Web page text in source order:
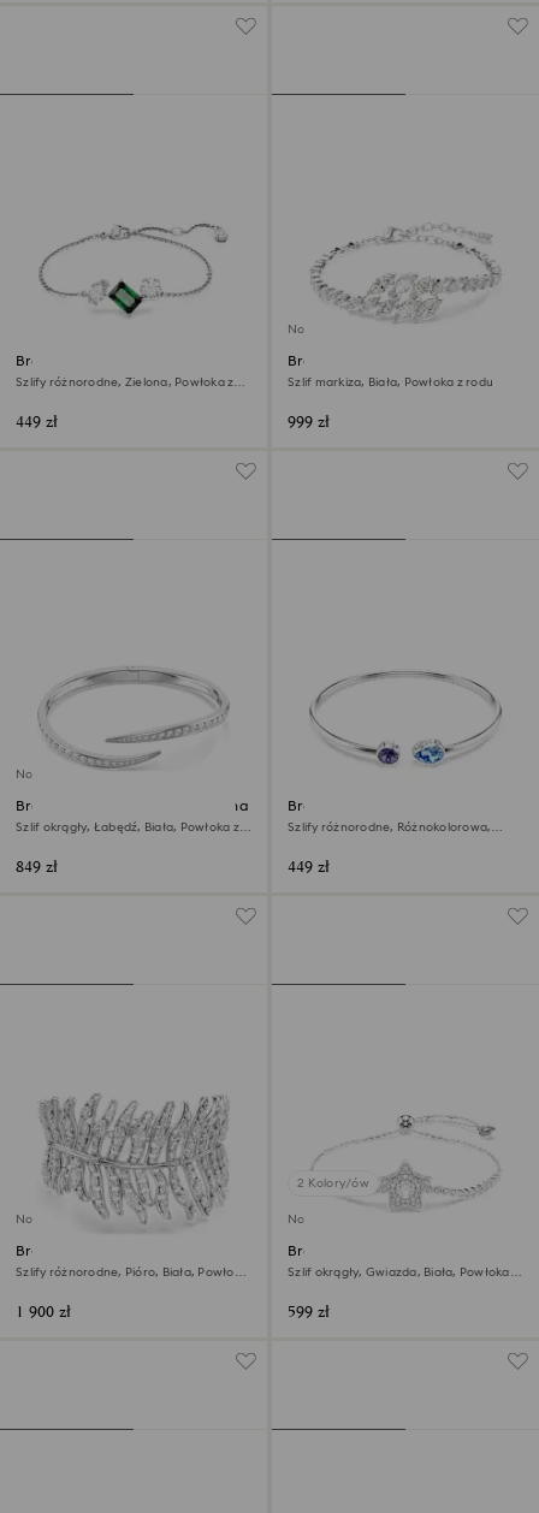
Bransoletka Mesmera
Szlify różnorodne, Zielona, Powłoka z
449 zł
Nowość
Bransoletka Mesmera
Szlif markiza, Biała, Powłoka z rodu
999 zł
Nowość
Bransoletka typu bangle Vienna
Szlif okrągły, Łabędź, Biała, Powłoka z
849 zł
Bransoletka typu bangle
Chroma
Szlify różnorodne, Różnokolorowa,
449 zł
Nowość
Bransoletka Vienna
Szlify różnorodne, Pióro, Biała, Powłoka
1 900 zł
2 Kolory/ów
Nowość
Bransoletka Sublima
Szlif okrągły, Gwiazda, Biała, Powłoka z
599 zł